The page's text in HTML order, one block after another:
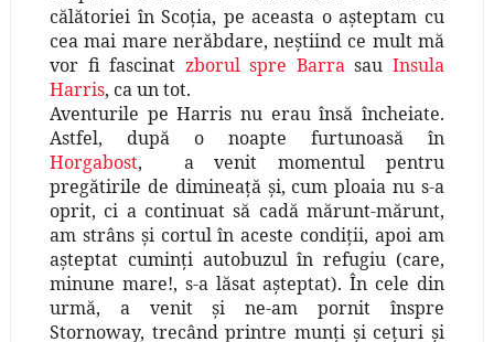
călătoriei în Scoţia, pe aceasta o aşteptam cu
cea mai mare nerăbdare, neştiind ce mult mă
vor fi fascinat zborul spre BarrasauInsula
Harris, ca un tot.
Aventurile pe Harris nu erau însă încheiate.
Astfel, după o noapte furtunoasă în
Horgabost,
a venit momentul pentru
pregătirile de dimineaţă şi, cum ploaia nu s-a
oprit, ci a continuat să cadă mărunt-mărunt,
am strâns şi cortul în aceste condiţii, apoi am
aşteptat cuminţi autobuzul în refugiu (care,
minune mare!, s-a lăsat aşteptat). În cele din
urmă, a venit şi ne-am pornit înspre
Stornoway, trecând printre munţi şi ceţuri şi